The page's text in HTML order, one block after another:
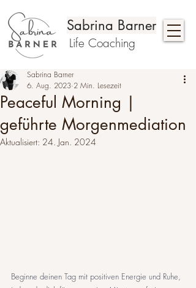
Sabrina Barner
Life Coaching
Peaceful Morning |
geführte Morgenmediation
Sabrina Barner
6. Aug. 2023 2 Min. Lesezeit
Aktualisiert: 24. Jan. 2024
Beginne deinen Tag mit positiven Energie und Ruhe,